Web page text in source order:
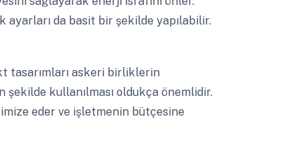
ayarları da basit bir şekilde yapılabilir.
tasarımları askeri birliklerin
kullanılması oldukça önemlidir.
eder ve işletmenin bütçesine